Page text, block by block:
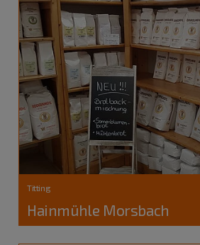
Titting
Hainmühle Morsbach